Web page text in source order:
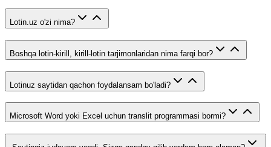
Lotin.uz o'zi nima?
Boshqa lotin-kirill, kirill-lotin tarjimonlaridan nima farqi bor?
Lotinuz saytidan qachon foydalansam bo'ladi?
Microsoft Word yoki Excel uchun translit programmasi bormi?